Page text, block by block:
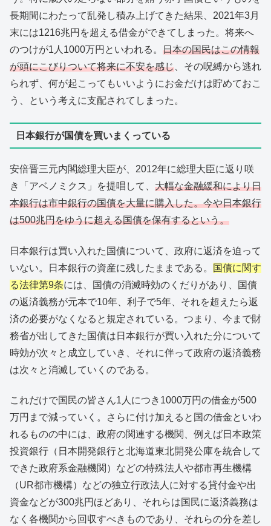
長期間にわたって乱発し積み上げてきた結果、2021年3月
末には1216兆円を超える借金ができてしまった。将来へ
のつけが1人1000万円といわれる。 日本の国民はこの情報
が頭にこびりついて将来に不安を感じ 、その呪縛から逃れ
られず、何が起こってもいいようにお金だけは貯めておこ
う、という考えに支配されてしまった。
日本銀行が国債を買いまくっている
安倍晋三元内閣総理大臣が、2012年に総理大臣に返り咲
き「アベノミクス」を提唱して、 大幅な金融緩和により日
本銀行は市中銀行の国債を大量に購入した。今や日本銀行
は500兆円をゆうに超える国債を保有するという。
日本銀行は買い入れた国債について、政府に返済を迫って
いない。日本銀行の資産に残したままである。
国債に関す
る法律第9条には、国債の消滅時効のくだりがあり、国債
の返済義務が元本で10年、利子で5年、それを超えたら返
済の必要がなくなると規定されている。つまり、今まで財
務省が出してきた国債は日本銀行が買い入れた分について
時効が次々と成立していき、それに伴って政府の返済義務
は次々と消滅していくのである。
これだけで国民の皆さん1人につき1000万円の借金が500
万円まで減っていく。さらに付け加えると国の借金といわ
れるものの中には、政府の関連する機関、例えば日本政策
投資銀行（日本開発銀行と北海道東北開発公庫を統合して
できた政府系金融機関）などの特殊法人や都市再生機構
（UR都市機構）などの独立行政法人に対する貸付金や出
資金などが300兆円ほどあり、それらは国民に返済義務は
なく各機関から回収すべきものであり、それらの分を差し